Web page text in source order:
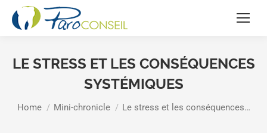
LE STRESS ET LES CONSÉQUENCES
SYSTÉMIQUES
You are here:
Home Mini-chronicle Le stress et les conséquences…